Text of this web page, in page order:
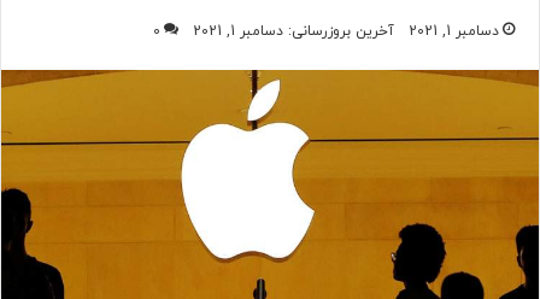
دسامبر 1, 2021 آخرین بروزرسانی: دسامبر 1, 2021 0